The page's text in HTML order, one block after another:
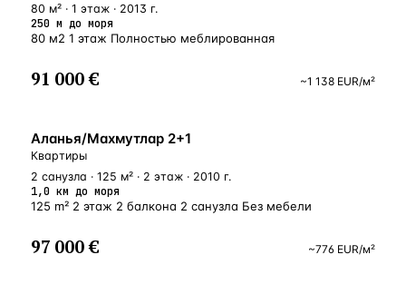
80 м² · 1 этаж · 2013 г.
250 м до моря
80 м2 1 этаж Полностью меблированная
91 000 € ~1 138 EUR/м²
БЛИЗКО К МОРЮ
Аланья/Махмутлар 2+1
Квартиры
2 санузла · 125 м² · 2 этаж · 2010 г.
1,0 км до моря
125 m² 2 этаж 2 балкона 2 санузла Без мебели
97 000 € ~776 EUR/м²